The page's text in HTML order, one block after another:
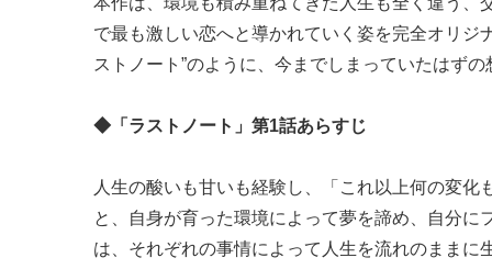
で最も激しい恋へと導かれていく姿を完全オリジ
ストノート”のように、今までしまっていたはず
◆「ラストノート」第1話あらすじ
人生の酸いも甘いも経験し、「これ以上何の変
と、自身が育った環境によって夢を諦め、自分
は、それぞれの事情によって人生を流れのままに